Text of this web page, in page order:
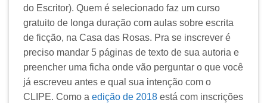
do Escritor). Quem é selecionado faz um curso
gratuito de longa duração com aulas sobre escrita
de ficção, na Casa das Rosas. Pra se inscrever é
preciso mandar 5 páginas de texto de sua autoria e
preencher uma ficha onde vão perguntar o que você
já escreveu antes e qual sua intenção com o
CLIPE. Como a edição de 2018 está com inscrições